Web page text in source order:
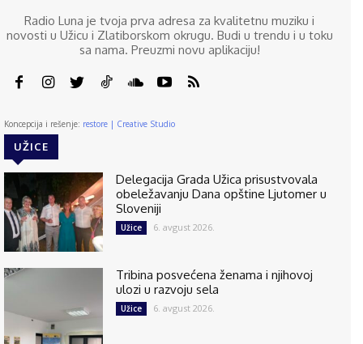
Radio Luna je tvoja prva adresa za kvalitetnu muziku i
novosti u Užicu i Zlatiborskom okrugu. Budi u trendu i u toku
sa nama. Preuzmi novu aplikaciju!
Koncepcija i rešenje: restore | Creative Studio
UŽICE
Delegacija Grada Užica prisustvovala
obeležavanju Dana opštine Ljutomer u
Sloveniji
Užice 6. avgust 2026.
Tribina posvećena ženama i njihovoj
ulozi u razvoju sela
Užice 6. avgust 2026.